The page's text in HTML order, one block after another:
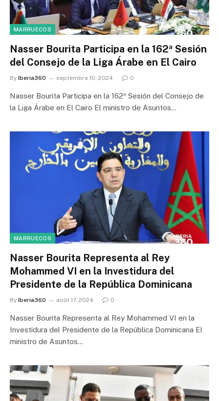
MARRUECOS
Nasser Bourita Participa en la 162ª Sesión
del Consejo de la Liga Árabe en El Cairo
By Iberia360 septembre 10, 2024 0
Nasser Bourita Participa en la 162ª Sesión del Consejo de
la Liga Árabe en El Cairo El ministro de Asuntos…
MARRUECOS
Nasser Bourita Representa al Rey
Mohammed VI en la Investidura del
Presidente de la República Dominicana
By Iberia360 août 17, 2024 0
Nasser Bourita Representa al Rey Mohammed VI en la
Investidura del Presidente de la República Dominicana El
ministro de Asuntos…